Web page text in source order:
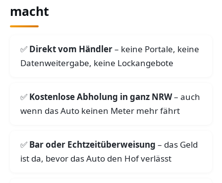
macht
Direkt vom Händler– keine Portale, keine
Datenweitergabe, keine Lockangebote
Kostenlose Abholung in ganz NRW– auch
wenn das Auto keinen Meter mehr fährt
Bar oder Echtzeitüberweisung – das Geld
ist da, bevor das Auto den Hof verlässt